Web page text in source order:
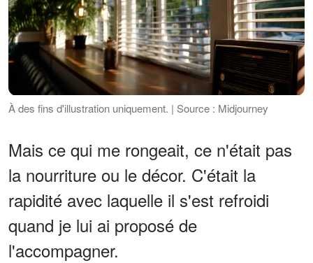
À des fins d'illustration uniquement. | Source : Midjourney
Mais ce qui me rongeait, ce n'était pas
la nourriture ou le décor. C'était la
rapidité avec laquelle il s'est refroidi
quand je lui ai proposé de
l'accompagner.